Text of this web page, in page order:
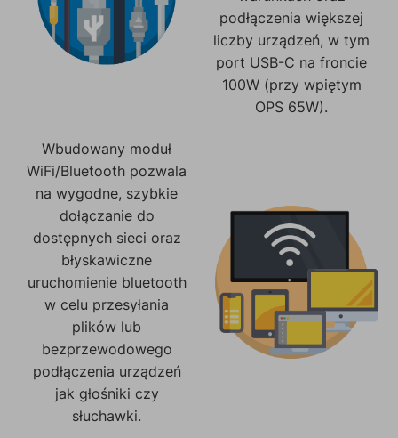
podłączenia większej
liczby urządzeń, w tym
port USB-C na froncie
100W (przy wpiętym
OPS 65W).
Wbudowany moduł
WiFi/Bluetooth pozwala
na wygodne, szybkie
dołączanie do
dostępnych sieci oraz
błyskawiczne
uruchomienie bluetooth
w celu przesyłania
plików lub
bezprzewodowego
podłączenia urządzeń
jak głośniki czy
słuchawki.